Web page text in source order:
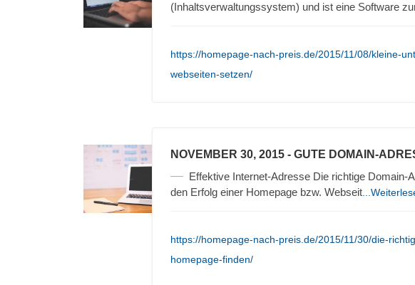
(Inhaltsverwaltungssystem) und ist eine Software
https://homepage-nach-preis.de/2015/11/08/kleine-
webseiten-setzen/
NOVEMBER 30, 2015 - GUTE DOMAIN-
Effektive Internet-Adresse Die richtige Domain-
den Erfolg einer Homepage bzw. Webseit
https://homepage-nach-preis.de/2015/11/30/die-
homepage-finden/